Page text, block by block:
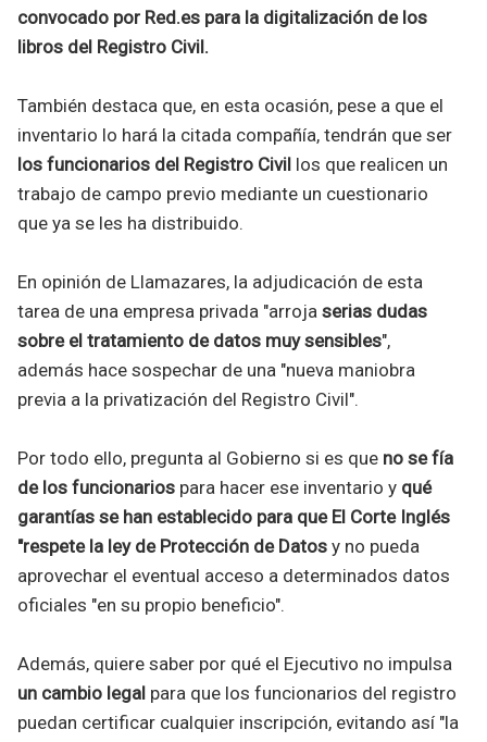
convocado por Red.es para la digitalización de los
libros del Registro Civil.
También destaca que, en esta ocasión, pese a que el
inventario lo hará la citada compañía, tendrán que ser
los funcionarios del Registro Civil los que realicen un
trabajo de campo previo mediante un cuestionario
que ya se les ha distribuido.
En opinión de Llamazares, la adjudicación de esta
tarea de una empresa privada "arroja serias dudas
sobre el tratamiento de datos muy sensibles",
además hace sospechar de una "nueva maniobra
previa a la privatización del Registro Civil".
Por todo ello, pregunta al Gobierno si es que no se fía
de los funcionarios para hacer ese inventario y qué
garantías se han establecido para que El Corte Inglés
"respete la ley de Protección de Datos y no pueda
aprovechar el eventual acceso a determinados datos
oficiales "en su propio beneficio".
Además, quiere saber por qué el Ejecutivo no impulsa
un cambio legal para que los funcionarios del registro
puedan certificar cualquier inscripción, evitando así "la